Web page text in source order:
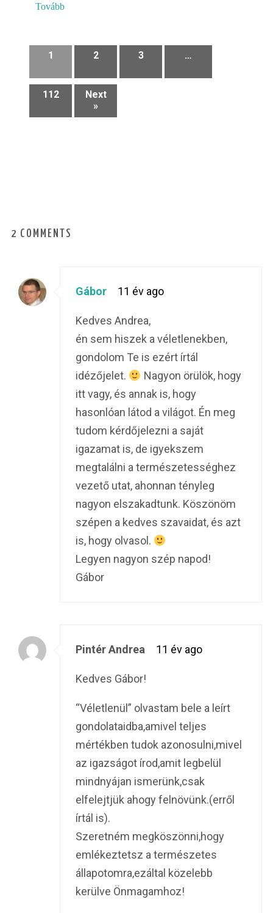
Tovább
1 2 3 …
112
Next
»
2 COMMENTS
Gábor 11 év ago
Kedves Andrea,
én sem hiszek a véletlenekben,
gondolom Te is ezért írtál
idézőjelet.
Nagyon örülök, hogy
itt vagy, és annak is, hogy
hasonlóan látod a világot. Én meg
tudom kérdőjelezni a saját
igazamat is, de igyekszem
megtalálni a természetességhez
vezető utat, ahonnan tényleg
nagyon elszakadtunk. Köszönöm
szépen a kedves szavaidat, és azt
is, hogy olvasol.
Legyen nagyon szép napod!
Gábor
Pintér Andrea 11 év ago
Kedves Gábor!
“Véletlenül” olvastam bele a leírt
gondolataidba,amivel teljes
mértékben tudok azonosulni,mivel
az igazságot írod,amit legbelül
mindnyájan ismerünk,csak
elfelejtjük ahogy felnövünk.(erről
írtál is).
Szeretném megköszönni,hogy
emlékeztetsz a természetes
állapotomra,ezáltal közelebb
kerülve Önmagamhoz!